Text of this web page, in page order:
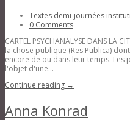
Textes demi-journées
0 Comments
CARTEL PSYCHANALYSE DANS LA
la chose publique (Res Publica)
encore de ou dans leur temps.
l'objet d'une...
Continue reading →
Anna Konrad